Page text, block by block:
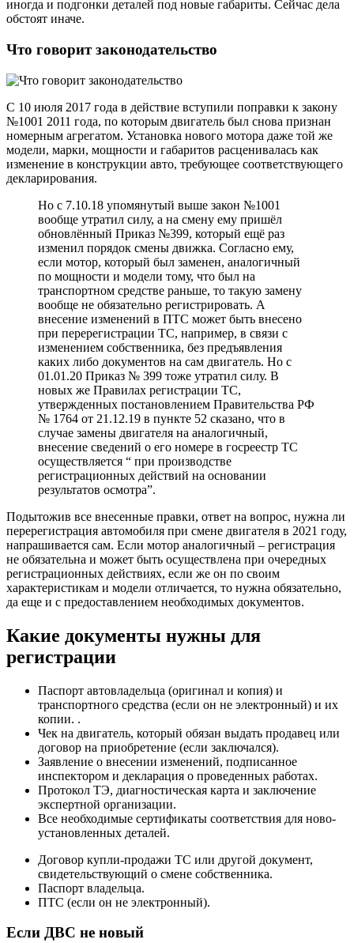
иногда и подгонки деталей под новые габариты. Сейчас дела
обстоят иначе.
Что говорит законодательство
С 10 июля 2017 года в действие вступили поправки к закону
№1001 2011 года, по которым двигатель был снова признан
номерным агрегатом. Установка нового мотора даже той же
модели, марки, мощности и габаритов расценивалась как
изменение в конструкции авто, требующее соответствующего
декларирования.
Но с 7.10.18 упомянутый выше закон №1001
вообще утратил силу, а на смену ему пришёл
обновлённый Приказ №399, который ещё раз
изменил порядок смены движка. Согласно ему,
если мотор, который был заменен, аналогичный
по мощности и модели тому, что был на
транспортном средстве раньше, то такую замену
вообще не обязательно регистрировать. А
внесение изменений в ПТС может быть внесено
при перерегистрации ТС, например, в связи с
изменением собственника, без предъявления
каких либо документов на сам двигатель. Но с
01.01.20 Приказ № 399 тоже утратил силу. В
новых же Правилах регистрации ТС,
утвержденных постановлением Правительства РФ
№ 1764 от 21.12.19 в пункте 52 сказано, что в
случае замены двигателя на аналогичный,
внесение сведений о его номере в госреестр ТС
осуществляется “ при производстве
регистрационных действий на основании
результатов осмотра”.
Подытожив все внесенные правки, ответ на вопрос, нужна ли
перерегистрация автомобиля при смене двигателя в 2021 году,
напрашивается сам. Если мотор аналогичный – регистрация
не обязательна и может быть осуществлена при очередных
регистрационных действиях, если же он по своим
характеристикам и модели отличается, то нужна обязательно,
да еще и с предоставлением необходимых документов.
Какие документы нужны для
регистрации
Паспорт автовладельца (оригинал и копия) и
транспортного средства (если он не электронный) и их
копии. .
Чек на двигатель, который обязан выдать продавец или
договор на приобретение (если заключался).
Заявление о внесении изменений, подписанное
инспектором и декларация о проведенных работах.
Протокол ТЭ, диагностическая карта и заключение
экспертной организации.
Все необходимые сертификаты соответствия для ново-
установленных деталей.
Договор купли-продажи ТС или другой документ,
свидетельствующий о смене собственника.
Паспорт владельца.
ПТС (если он не электронный).
Если ДВС не новый